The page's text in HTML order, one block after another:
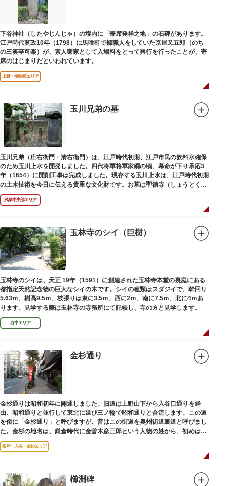
下谷神社（したやじんじゃ）の境内に「寄席発祥之地」の石碑があります。
江戸時代寛政10年（1798）に馬喰町で櫛職人をしていた京屋又五郎（のち
の三笑亭可楽）が、素人噺家として入場料をとって興行を行ったことが、寄
席のはじまりだといわれています。
上野・御徒町エリア
玉川兄弟の墓
玉川兄弟（庄右衛門・清右衛門）は、江戸時代初期、江戸市民の飲料水確保
のため玉川上水を開発しました。四代将軍将軍家綱の頃、幕命が下り承応3
年（1654）に開削工事は完成しました。現存する玉川上水は、江戸時代初期
の土木技術を今日に伝える貴重な文化財です。お墓は聖徳寺（しょうとく
じ）にあります。
浅草中央部エリア
玉林寺のシイ（巨樹）
玉林寺のシイは、天正 19年（1591）に創建された玉林寺本堂の裏庭にある
都指定天然記念物の巨大なシイの木です。シイの種類はスダジイで、幹回り
5.63ｍ、樹高9.5ｍ、枝張りは東に3.5ｍ、西に2ｍ、南に7.5ｍ、北に4ｍあ
ります。見学する際は玉林寺の寺務所にて記帳し、寺の方と見学します。
谷中エリア
金杉通り
金杉通りは昭和初年に開通しました。旧道は上野山下から入谷口通りを経
由、昭和通りと並行して東北に延び三ノ輪で昭和通りと合流します。この道
を俗に「金杉通り」と呼びますが、昔はこの街道を奥州街道裏道と呼びまし
た。金杉の地名は、鎌倉時代に金曽木彦三郎という人物の姓から、初めは金
曽木、それが金杉に変わったものとされています。
根岸・入谷・金杉エリア
櫛淵碑